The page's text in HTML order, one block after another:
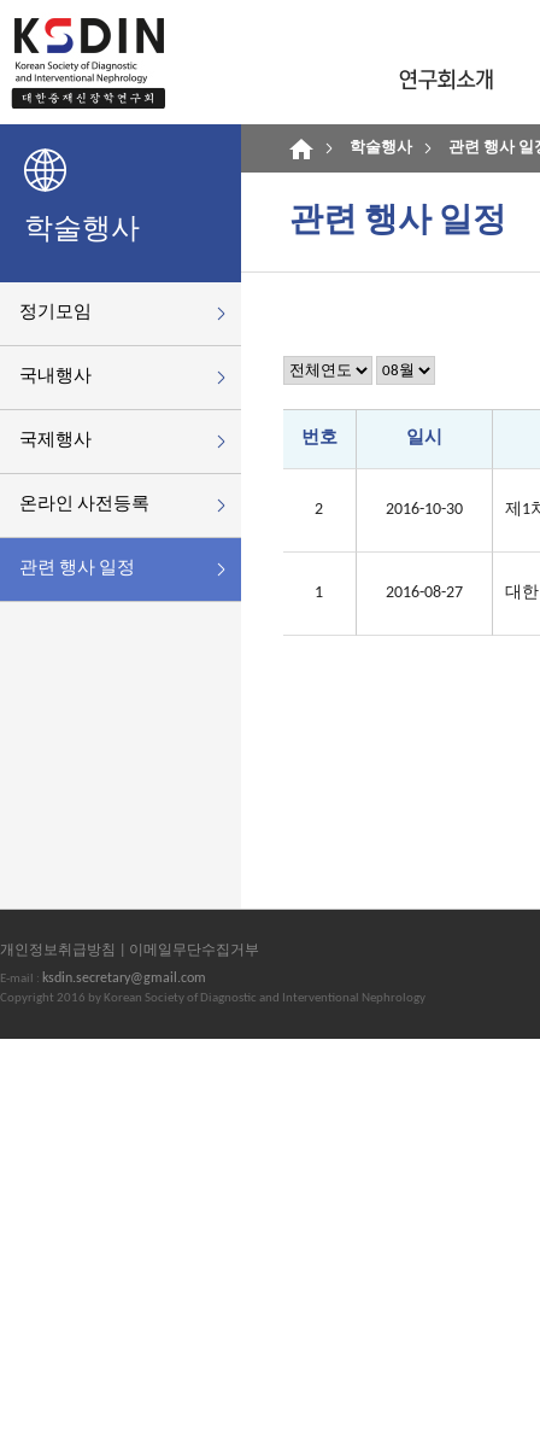
학술행사
정기모임
국내행사
국제행사
온라인 사전등록
관련 행사 일정
학술행사 관련 행사 일
관련 행사 일정
번호 일시
2 2016-10-30 제1
1 2016-08-27 대
개인정보취급방침 | 이메일무단수집거부
E-mail : ksdin.secretary@gmail.com
Copyright 2016 by Korean Society of Diagnostic and Interventional Nephrology